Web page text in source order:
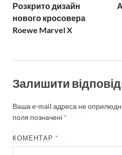
Розкрито дизайн
нового кросовера
Roewe Marvel X
Залишити
Ваша e-mail адреса не
поля позначені *
КОМЕНТАР *